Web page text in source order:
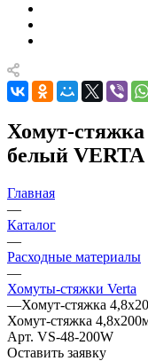
Хомут-
белый VERTA
Главная
—
Каталог
—
Расходные материалы
—
Хомуты-стяжки Verta
—Хомут-стяжка
Хомут-стяжка
Арт. VS-48-200W
Оставить заявку